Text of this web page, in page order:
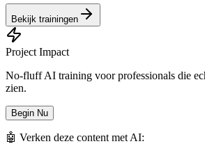
Bekijk trainingen
Project Impact
No-fluff AI training voor professionals die
zien.
Begin Nu
🤖 Verken deze content met AI: